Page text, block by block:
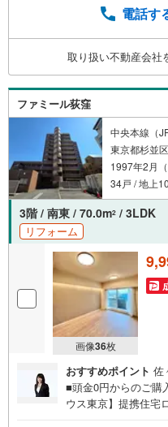
電話す
取り扱い不動産会社
ファミール荻窪
中央本線（
東京都杉並
1997年2月（
34戸 / 地上
3階 / 南東 / 70.0m2 / 3LDK
リフォーム
画像36枚
おすすめポイント 佐
■頭金0円からのご購
ウス東京】提携住宅